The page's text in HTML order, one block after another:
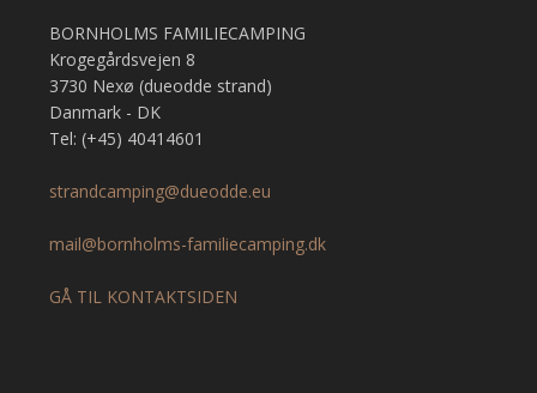
BORNHOLMS FAMILIECAMPING
Krogegårdsvejen 8
3730 Nexø (dueodde strand)
Danmark - DK
Tel: (+45) 40414601
strandcamping@dueodde.eu
mail@bornholms-familiecamping.dk
GÅ TIL KONTAKTSIDEN